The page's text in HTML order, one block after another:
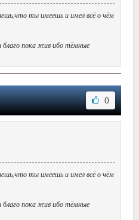
ты имеешь и имел всё о чём
благо пока жив ибо тёмные
0
ты имеешь и имел всё о чём
благо пока жив ибо тёмные